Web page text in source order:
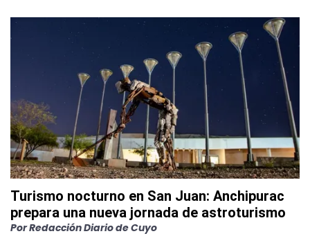
Turismo nocturno en San Juan: Anchipurac
prepara una nueva jornada de astroturismo
PorRedacción Diario de Cuyo